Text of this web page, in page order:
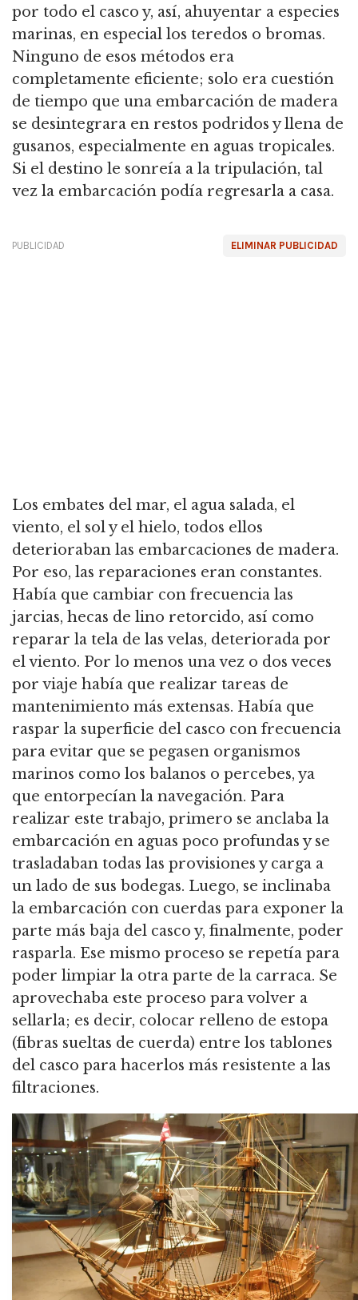
por todo el casco y, así, ahuyentar a especies
marinas, en especial los teredos o bromas.
Ninguno de esos métodos era
completamente eficiente; solo era cuestión
de tiempo que una embarcación de madera
se desintegrara en restos podridos y llena de
gusanos, especialmente en aguas tropicales.
Si el destino le sonreía a la tripulación, tal
vez la embarcación podía regresarla a casa.
ELIMINAR PUBLICIDAD
PUBLICIDAD
Los embates del mar, el agua salada, el
viento, el sol y el hielo, todos ellos
deterioraban las embarcaciones de madera.
Por eso, las reparaciones eran constantes.
Había que cambiar con frecuencia las
jarcias, hecas de lino retorcido, así como
reparar la tela de las velas, deteriorada por
el viento. Por lo menos una vez o dos veces
por viaje había que realizar tareas de
mantenimiento más extensas. Había que
raspar la superficie del casco con frecuencia
para evitar que se pegasen organismos
marinos como los balanos o percebes, ya
que entorpecían la navegación. Para
realizar este trabajo, primero se anclaba la
embarcación en aguas poco profundas y se
trasladaban todas las provisiones y carga a
un lado de sus bodegas. Luego, se inclinaba
la embarcación con cuerdas para exponer la
parte más baja del casco y, finalmente, poder
rasparla. Ese mismo proceso se repetía para
poder limpiar la otra parte de la carraca. Se
aprovechaba este proceso para volver a
sellarla; es decir, colocar relleno de estopa
(fibras sueltas de cuerda) entre los tablones
del casco para hacerlos más resistente a las
filtraciones.